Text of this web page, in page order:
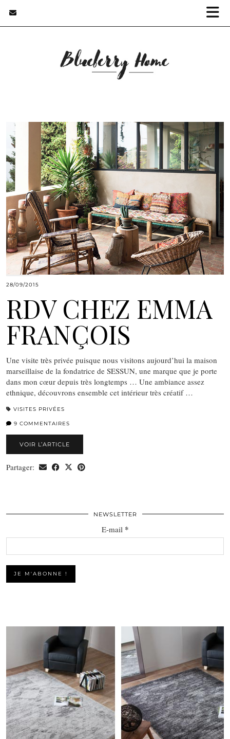
28/09/2015
RDV CHEZ EMMA
FRANÇOIS
Une visite très privée puisque nous visitons aujourd’hui la maison
marseillaise de la fondatrice de SESSUN, une marque que je porte
dans mon cœur depuis très longtemps … Une ambiance assez
ethnique, découvrons ensemble cet intérieur très créatif …
VISITES PRIVÉES
9 COMMENTAIRES
VOIR L’ARTICLE
Partager:
NEWSLETTER
E-mail *